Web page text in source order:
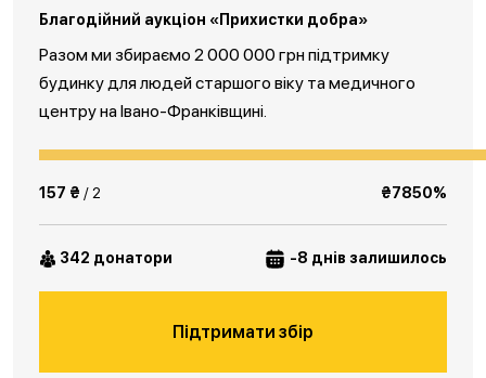
Благодійний аукціон «Прихистки добра»
Разом ми збираємо 2 000 000 грн підтримку
будинку для людей старшого віку та медичного
центру на Івано-Франківщині.
157 ₴ / 2 ₴7850%
342 донатори -8 днів залишилось
Підтримати збір